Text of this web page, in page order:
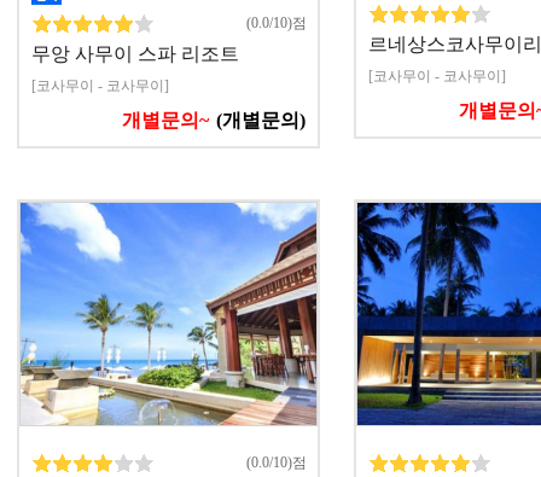
(0.0/10)점
무앙 사무이 스파 리조트
[코사무이 - 코사무이]
개별문의~ (개별문의)
르네상스코사무이
[코사무이 - 코사무이]
개별문의
(0.0/10)점